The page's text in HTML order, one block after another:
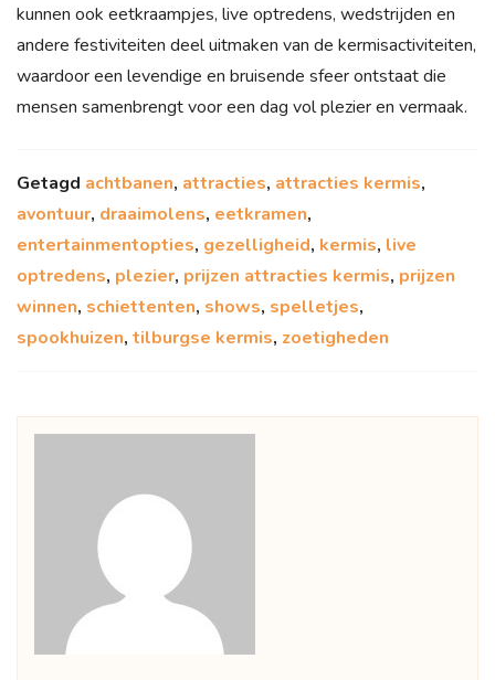
kunnen ook eetkraampjes, live optredens, wedstrijden en
andere festiviteiten deel uitmaken van de kermisactiviteiten,
waardoor een levendige en bruisende sfeer ontstaat die
mensen samenbrengt voor een dag vol plezier en vermaak.
Getagd achtbanen, attracties, attracties kermis,
avontuur, draaimolens, eetkramen,
entertainmentopties, gezelligheid, kermis, live
optredens, plezier, prijzen attracties kermis, prijzen
winnen, schiettenten, shows, spelletjes,
spookhuizen, tilburgse kermis, zoetigheden